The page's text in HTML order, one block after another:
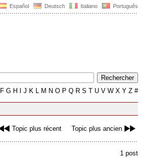
Español Deutsch Italiano Português
F G H J K L M N O P Q R S T U V W X Y Z #
Topic plus récent Topic plus ancien
1 post